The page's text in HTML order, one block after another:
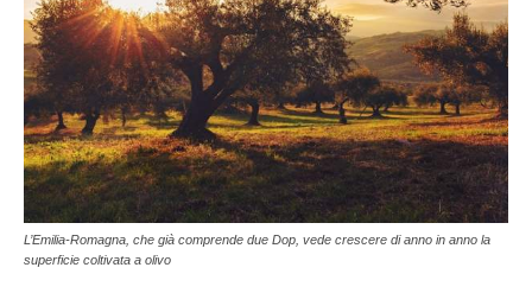
L’Emilia-Romagna, che già comprende due Dop, vede crescere di anno in anno la
superficie coltivata a olivo